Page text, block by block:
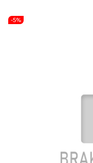
-5%